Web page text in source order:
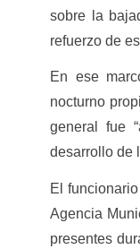
sobre la
refuerzo de
En ese
nocturno
general fue
desarrollo de
El
Agencia
presentes